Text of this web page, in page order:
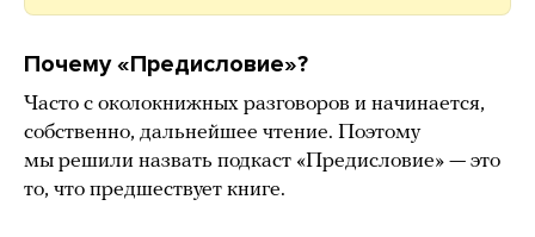
Почему «Предисловие»?
Часто с околокнижных разговоров и начинается,
собственно, дальнейшее чтение. Поэтому
мы решили назвать подкаст «Предисловие» — это
то, что предшествует книге.